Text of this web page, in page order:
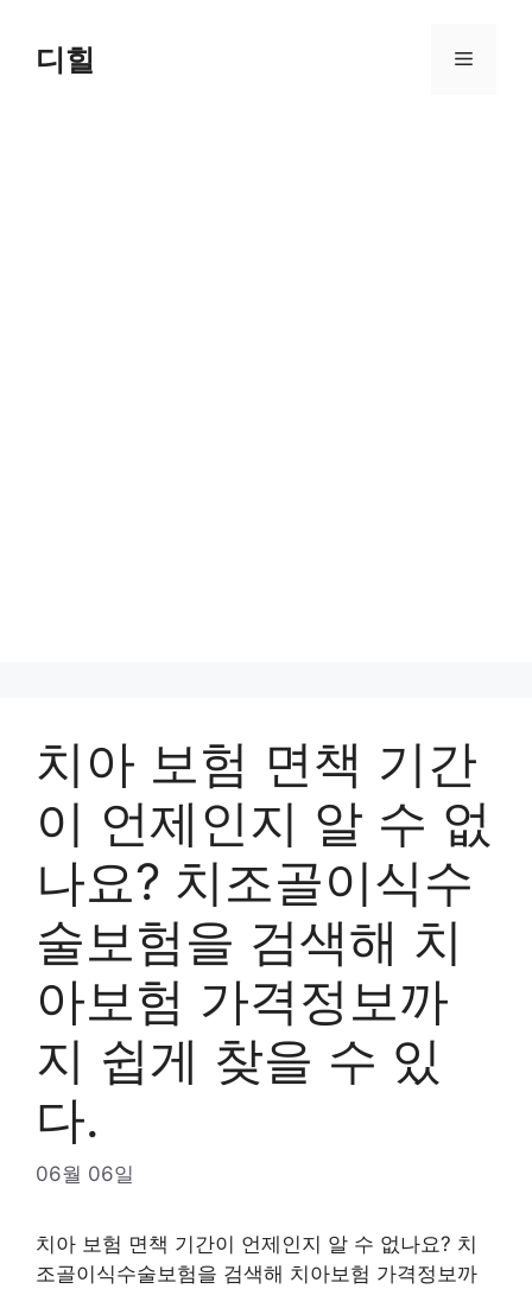
content디힐 Menu
치아 보험 면책 기간
이 언제인지 알 수 없
나요? 치조골이식수
술보험을 검색해 치
아보험 가격정보까
지 쉽게 찾을 수 있
다.
06월 06일
치아 보험 면책 기간이 언제인지 알 수 없나요? 치
조골이식수술보험을 검색해 치아보험 가격정보까